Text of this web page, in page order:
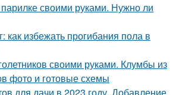
своими руками. Нужно ли
как избежать прогибания пола в
своими руками. Клумбы из
фото и готовые схемы